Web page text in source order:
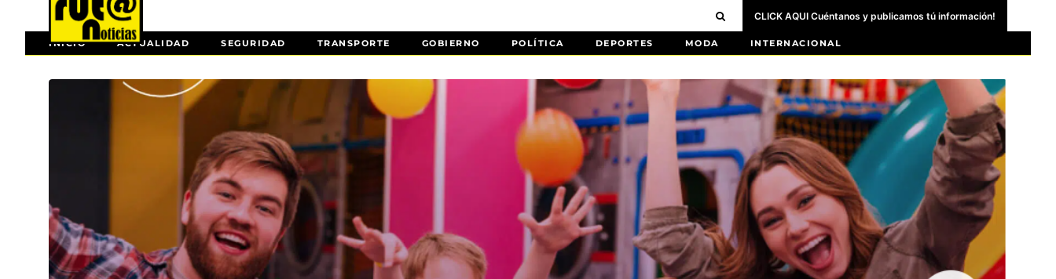
CLICK AQUI Cuéntanos y publicamos tú información!
INICIO ACTUALIDAD SEGURIDAD TRANSPORTE GOBIERNO POLÍTICA DEPORTES MODA INTERNACIONAL